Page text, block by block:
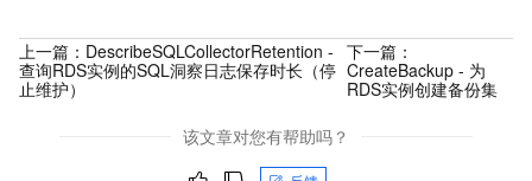
上一篇： DescribeSQLCollectorRetention -
查询RDS实例的SQL洞察日志保存时长（停
止维护）
下一篇：
CreateBackup - 为
RDS实例创建备份集
该文章对您有帮助吗？